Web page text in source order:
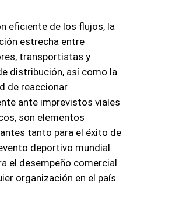
eficiente de los flujos, la
estrecha entre
transportistas y
distribución, así como la
de reaccionar
ante imprevistos viales
son elementos
tanto para el éxito de
deportivo mundial
el desempeño comercial
organización en el país.